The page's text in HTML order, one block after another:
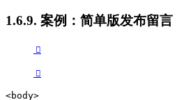
1.6.9. 案例：简单版发布留言
<body>